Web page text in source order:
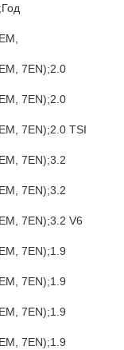
7EN);2.0
7EN);2.0
7EN);2.0 TSI
7EN);3.2
7EN);3.2
7EN);3.2 V6
7EN);1.9
7EN);1.9
7EN);1.9
7EN);1.9